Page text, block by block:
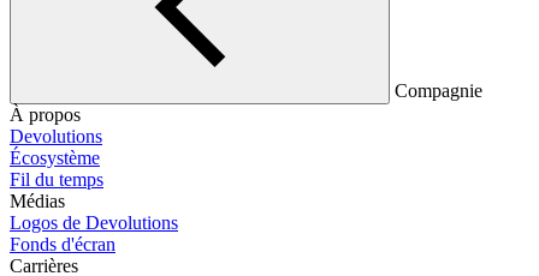
Compagnie
À propos
Devolutions
Écosystème
Fil du temps
Médias
Logos de Devolutions
Fonds d'écran
Carrières